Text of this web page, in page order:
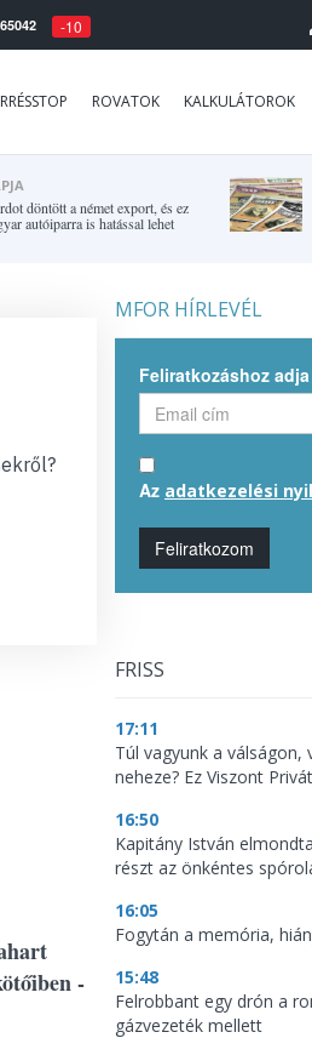
65042 -10
ROVATOK KALKULÁTOROK
döntött a német export, és ez
autóiparra is hatással lehet
-
MFOR HÍRLEVÉL
Feliratkozáshoz
Az adatkezelési
Feliratkozom
FRISS
17:11
Túl vagyunk a
neheze? Ez Viszont Privát
16:50
Kapitány István
részt az önkéntes
16:05
Fogytán a memória,
15:48
Felrobbant egy drón a
gázvezeték mellett